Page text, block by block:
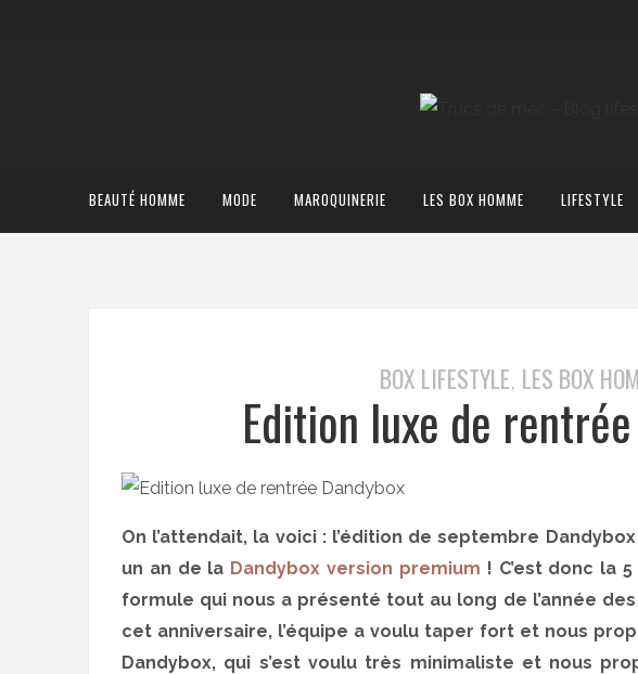
BEAUTÉ HOMME MODE MAROQUINERIE LES BOX HOMME LIFESTYLE
BOX LIFESTYLE, LES BOX
Edition luxe de
On l’attendait, la voici : l’édition de septembre
un an de la Dandybox version premium ! C’est donc la
formule qui nous a présenté tout au long de l’année
cet anniversaire, l’équipe a voulu taper fort et nous
Dandybox, qui s’est voulu très minimaliste et nous